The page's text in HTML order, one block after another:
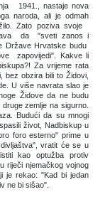
1941., nastaje nova
naroda, ali je odmah
Zato poziva svoje
da "sveti zanos i
Države Hrvatske budu
zapovijedi". Kakve li
Za vrijeme rata
bez obzira bili to Židovi,
U više navrata slao je
Židove da ne budu
zemlje na sigurno.
Budući da su mnogi
život, Nadbiskup u
foro esterno" prime u
vratit će se u
kao optužba protiv
riječi njemačkog vojnog
je rekao: "Kad bi jedan
ne bi sišao".